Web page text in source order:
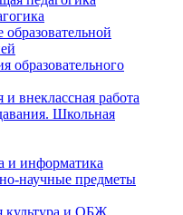
образовательного
внеклассная работа
Школьная
и информатика
научные предметы
культура и ОБЖ